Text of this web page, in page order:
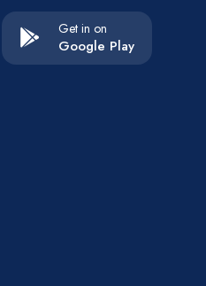
Get in on
Google Play